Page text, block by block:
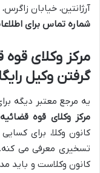
آرژانتین، خیابان زاگرس،
شماره تماس برای
مرکز وکلای قوه
گرفتن وکیل
یه مرجع معتبر دیگه
مرکز وکلای قوه قضائیه
کانون وکلا، برای
تسخیری معرفی می
کانون وکلاست و باید